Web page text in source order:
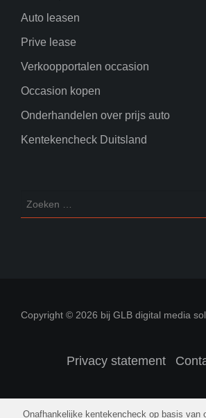
Auto leasen
Prive lease
Verkoopportalen occasion
Occasion kopen
Onderhandelen over prijs auto
Kentekencheck Duitsland
Copyright © 2026 bij GLB digital media
Privacy statement
Onafhankelijke kentekencheck op basis van